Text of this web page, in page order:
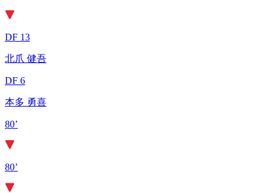
DF 13
北爪 健吾
DF 6
本多 勇喜
80’
80’